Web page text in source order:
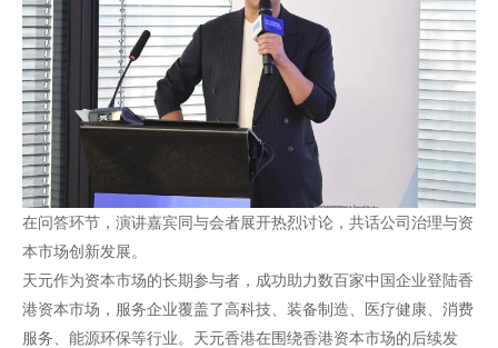
在问答环节，演讲嘉宾同与会者展开热烈讨论，共话公司治理与资
本市场创新发展。
天元作为资本市场的长期参与者，成功助力数百家中国企业登陆香
港资本市场，服务企业覆盖了高科技、装备制造、医疗健康、消费
服务、能源环保等行业。天元香港在围绕香港资本市场的后续发